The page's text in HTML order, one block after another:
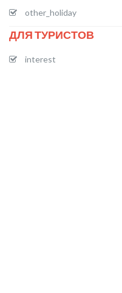
other_holiday
ДЛЯ ТУРИСТОВ
interest